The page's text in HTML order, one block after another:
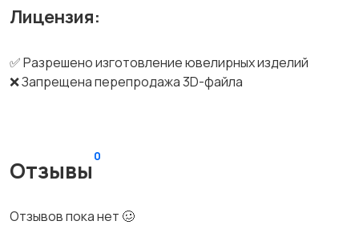
Лицензия:
✅ Разрешено изготовление ювелирных изделий
❌ Запрещена перепродажа 3D-файла
Отзывы
0
Отзывов пока нет 🥴